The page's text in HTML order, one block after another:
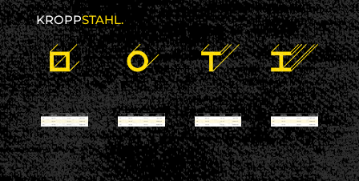
KROPPSTAHL.
24 November 2017